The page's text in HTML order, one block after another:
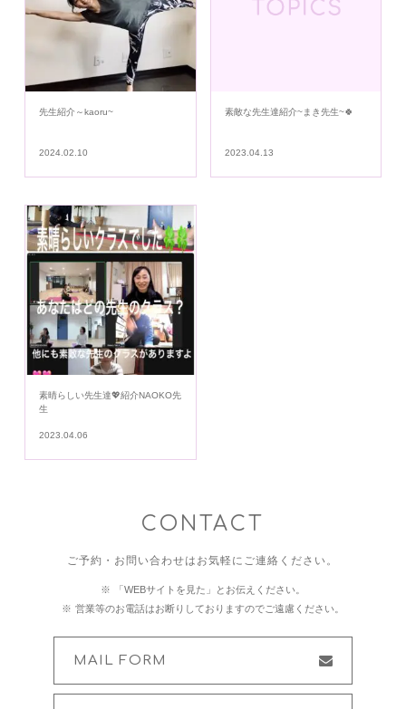
先生紹介～kaoru~
2024.02.10
素敵な先生達紹介~まき先生~🍀
2023.04.13
素晴らしい先生達💖紹介NAOKO先
生
2023.04.06
CONTACT
ご予約・お問い合わせはお気軽にご連絡ください。
「WEBサイトを見た」とお伝えください。
営業等のお電話はお断りしておりますのでご遠慮ください。
MAIL FORM